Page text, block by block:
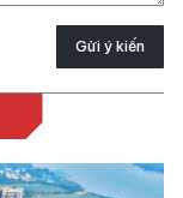
Gửi ý kiến